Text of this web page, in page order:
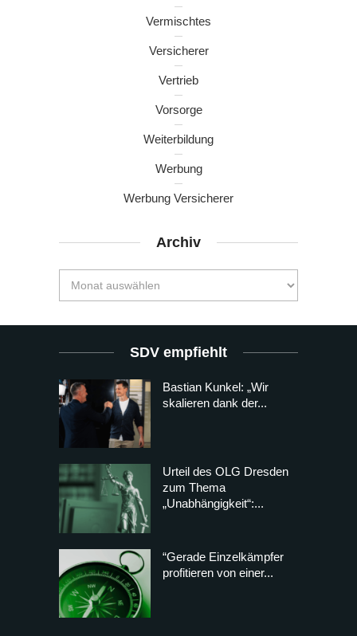
Vermischtes
Versicherer
Vertrieb
Vorsorge
Weiterbildung
Werbung
Werbung Versicherer
Archiv
SDV empfiehlt
Bastian Kunkel: „Wir
skalieren dank der...
Urteil des OLG Dresden
zum Thema
„Unabhängigkeit“:...
“Gerade Einzelkämpfer
profitieren von einer...